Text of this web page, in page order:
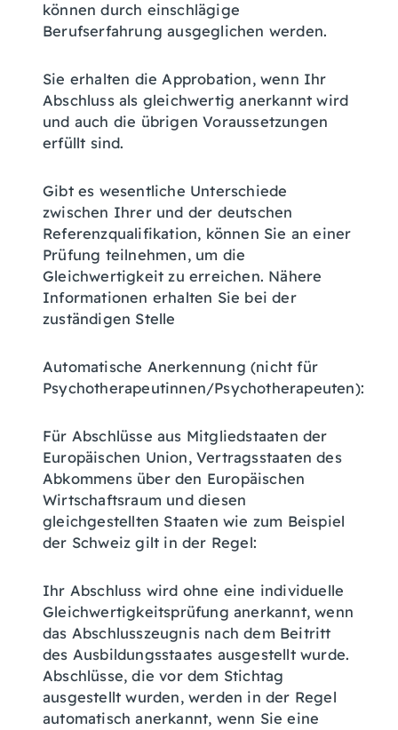
können durch einschlägige
Berufserfahrung ausgeglichen werden.
Sie erhalten die Approbation, wenn Ihr
Abschluss als gleichwertig anerkannt wird
und auch die übrigen Voraussetzungen
erfüllt sind.
Gibt es wesentliche Unterschiede
zwischen Ihrer und der deutschen
Referenzqualifikation, können Sie an einer
Prüfung teilnehmen, um die
Gleichwertigkeit zu erreichen. Nähere
Informationen erhalten Sie bei der
zuständigen Stelle
Automatische Anerkennung (nicht für
Psychotherapeutinnen/Psychotherapeuten):
Für Abschlüsse aus Mitgliedstaaten der
Europäischen Union, Vertragsstaaten des
Abkommens über den Europäischen
Wirtschaftsraum und diesen
gleichgestellten Staaten wie zum Beispiel
der Schweiz gilt in der Regel:
Ihr Abschluss wird ohne eine individuelle
Gleichwertigkeitsprüfung anerkannt, wenn
das Abschlusszeugnis nach dem Beitritt
des Ausbildungsstaates ausgestellt wurde.
Abschlüsse, die vor dem Stichtag
ausgestellt wurden, werden in der Regel
automatisch anerkannt, wenn Sie eine